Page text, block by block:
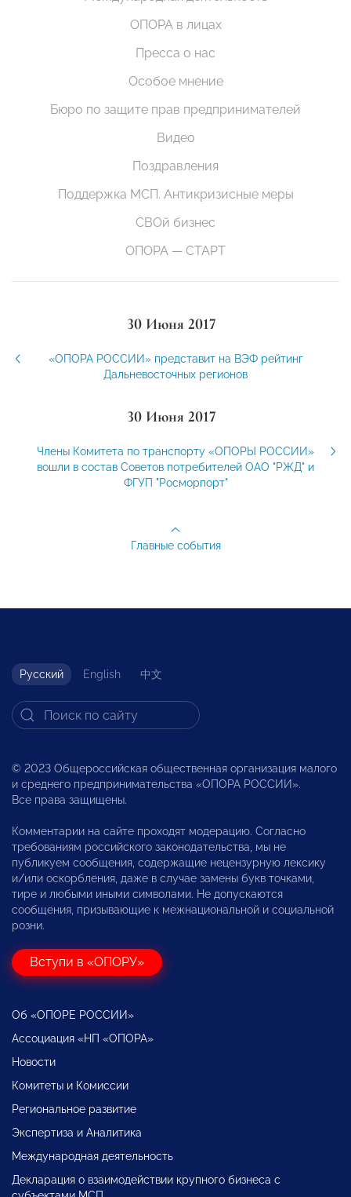
ОПОРА в лицах
Пресса о нас
Особое мнение
Бюро по защите прав предпринимателей
Видео
Поздравления
Поддержка МСП. Антикризисные меры
СВОй бизнес
ОПОРА — СТАРТ
30 Июня 2017
«ОПОРА РОССИИ» представит на ВЭФ рейтинг
Дальневосточных регионов
30 Июня 2017
Члены Комитета по транспорту «ОПОРЫ РОССИИ»
вошли в состав Советов потребителей ОАО "РЖД" и
ФГУП "Росморпорт"
Главные события
Русский English 中文
© 2023 Общероссийская общественная организация малого
и среднего предпринимательства «ОПОРА РОССИИ».
Все права защищены.
Комментарии на сайте проходят модерацию. Согласно
требованиям российского законодательства, мы не
публикуем сообщения, содержащие нецензурную лексику
и/или оскорбления, даже в случае замены букв точками,
тире и любыми иными символами. Не допускаются
сообщения, призывающие к межнациональной и социальной
розни.
Вступи в «ОПОРУ»
Об «ОПОРЕ РОССИИ»
Ассоциация «НП «ОПОРА»
Новости
Комитеты и Комиссии
Региональное развитие
Экспертиза и Аналитика
Международная деятельность
Декларация о взаимодействии крупного бизнеса с